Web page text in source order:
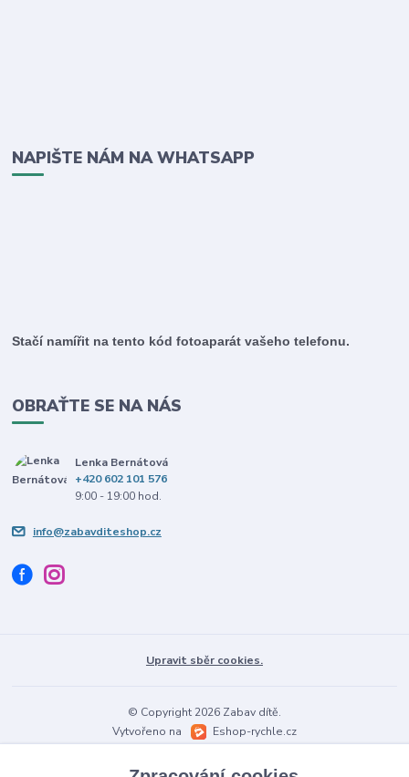
NAPIŠTE NÁM NA WHATSAPP
Stačí namířit na tento kód fotoaparát vašeho telefonu.
OBRAŤTE SE NA NÁS
Lenka Bernátová
+420 602 101 576
9:00 - 19:00 hod.
info@zabavditeshop.cz
Upravit sběr cookies.
© Copyright 2026 Zabav dítě.
Vytvořeno na
Eshop-rychle.cz